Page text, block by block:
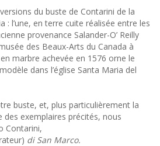
du buste de Contarini de la
: l’une, en terre cuite réalisée entre les
provenance Salander-O’ Reilly
des Beaux-Arts du Canada à
marbre achevée en 1576 orne le
dans l’église Santa Maria del
buste, et, plus particulièrement la
exemplaires précités, nous
Contarini,
di San Marco.